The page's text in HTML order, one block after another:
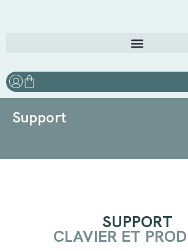
Support
SUPPORT
CLAVIER ET